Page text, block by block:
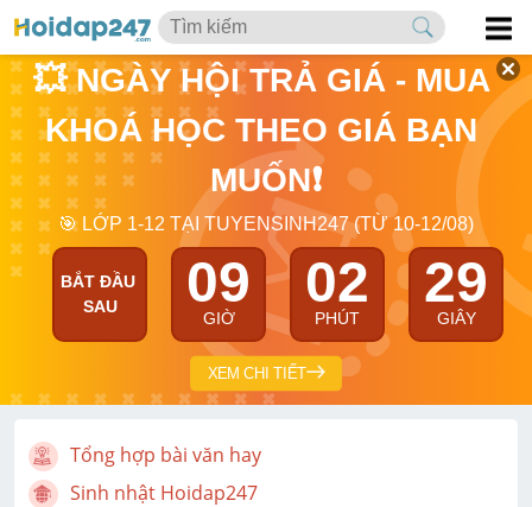
💥 NGÀY HỘI TRẢ GIÁ - MUA
KHOÁ HỌC THEO GIÁ BẠN
MUỐN❗
🎯 LỚP 1-12 TẠI TUYENSINH247 (TỪ 10-12/08)
BẮT ĐẦU
SAU
09
GIỜ
02
PHÚT
29
GIÂY
XEM CHI TIẾT
Tổng hợp bài văn hay
Sinh nhật Hoidap247